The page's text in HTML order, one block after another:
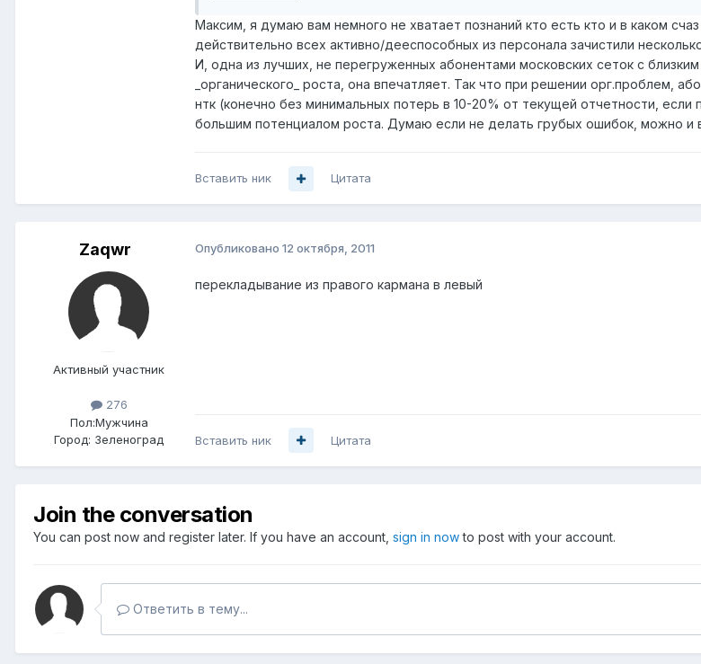
Максим, я думаю вам немного не хватает познаний кто есть кто и в каком
действительно всех активно/дееспособных из персонала зачистили
И, одна из лучших, не перегруженных абонентами московских сеток с
_органического_ роста, она впечатляет. Так что при решении орг.проблем,
нтк (конечно без минимальных потерь в 10-20% от текущей отчетности,
большим потенциалом роста. Думаю если не делать грубых ошибок, можно и
Вставить ник Цитата
Zaqwr
Активный участник
276
Пол:Мужчина
Город: Зеленоград
Опубликовано 12 октября, 2011
перекладывание из правого кармана в левый
Вставить ник Цитата
Join the conversation
You can post now and register later. If you have an account, sign in nowto post with your account.
Ответить в тему...